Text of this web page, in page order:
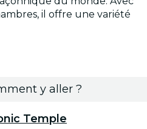
il offre une variété
y aller ?
Temple